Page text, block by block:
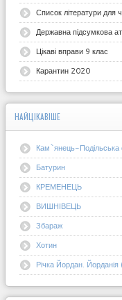
Список літератури для
Державна підсумкова
Цікаві вправи 9 клас
Карантин 2020
НАЙЦІКАВІШЕ
Кам`янець-Подільська
Батурин
КРЕМЕНЕЦЬ
ВИШНІВЕЦЬ
Збараж
Хотин
Річка Йордан.